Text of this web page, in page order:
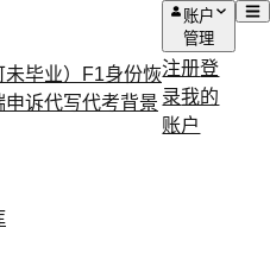
毕业）
F1身份恢
申诉代写代考背景
账户
管理
注册登
录我的
账户